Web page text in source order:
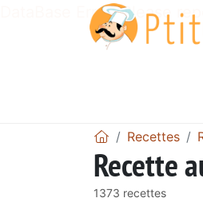
DataBase Error! Please
Recettes
Recette
1373 recettes